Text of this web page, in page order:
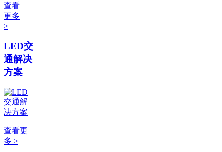
查看
更多
>
LED交
通解决
方案
查看更
多 >